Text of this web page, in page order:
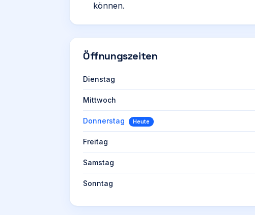
können.
Öffnungszeiten
Dienstag
Mittwoch
Donnerstag Heute
Freitag
Samstag
Sonntag